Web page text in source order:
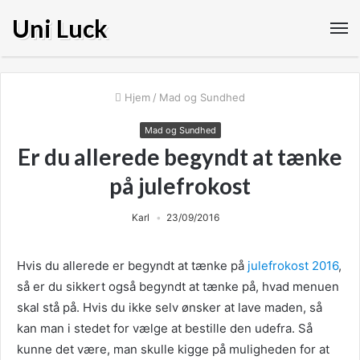
Uni Luck
Hjem / Mad og Sundhed
Mad og Sundhed
Er du allerede begyndt at tænke
på julefrokost
Karl 23/09/2016
Hvis du allerede er begyndt at tænke på julefrokost 2016,
så er du sikkert også begyndt at tænke på, hvad menuen
skal stå på. Hvis du ikke selv ønsker at lave maden, så
kan man i stedet for vælge at bestille den udefra. Så
kunne det være, man skulle kigge på muligheden for at